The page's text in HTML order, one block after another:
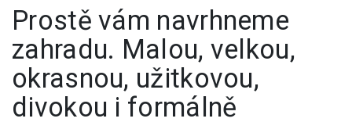
Prostě vám navrhneme
zahradu. Malou, velkou,
okrasnou, užitkovou,
divokou i formálně